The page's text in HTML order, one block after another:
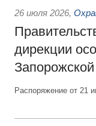
26 июля 2026,
дирекции
Распоряжение от 21